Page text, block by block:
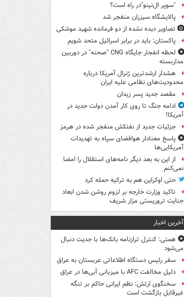
"سوپر ال‌نینو"در راه است؟
پالایشگاه سیزران منفجر شد
تصاویر دیده‌ نشده از دو فرمانده شهید موشکی
پاکستان: باید در برابر اسرائیل متحد شویم
لحظه انفجار جایگاه CNG "صحنه" در دوربین
مداربسته
هشدار ارشدترین ژنرال آمریکا درباره
محدودیت‌های نظامی علیه ایران
مقصد جدید پسر زیدان
ادامه جنگ تا روی کار آمدن دولت جدید در
آمریکا!
جزئیات جدید از نفتکش منفجر شده در هرمز
پاسخ معنادار هوافضای سپاه به تهدیدات
آمریکایی‌ها
از این به بعد دیگر نامه‌های استقلال را امضا
نمی‌کنم
حتی اوکراین هم به ترکیه حمله کرد
تاکید وزارت خارجه بر لزوم روشن شدن ابعاد
جنایت تروریستی مزار شریف
آخرین اخبار
همتی: کنترل ترازنامه بانک‌ها با جدیت دنبال
می‌شود
سفر رئیس دستگاه اطلاعاتی عربستان به عراق
دلیل مخالفت AFC با میزبانی آبی‌ها در عراق
سخنگوی ارتش: نظم ایرانی حاکم بر تنگه
غیرقابل بازگشت است